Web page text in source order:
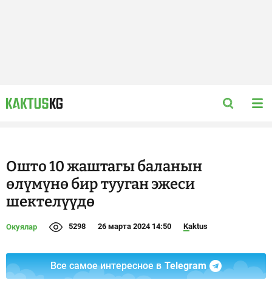
Ошто 10 жаштагы баланын
өлүмүнө бир тууган эжеси
шектелүүдө
Окуялар 5298 26 марта 2024 14:50 Kaktus
Все самое интересное в Telegram